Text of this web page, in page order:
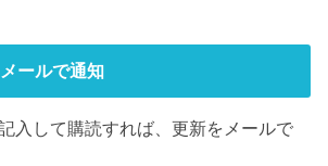
ールで通知
入して購読すれば、更新をメールで